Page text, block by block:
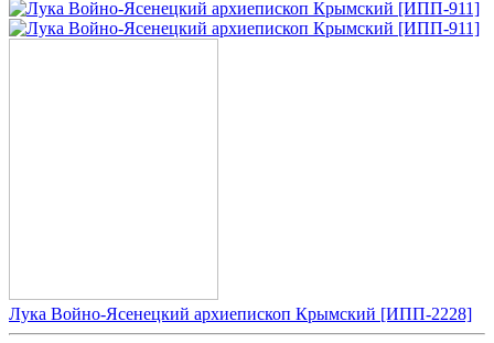
Лука Войно-Ясенецкий архиепископ Крымский [ИПП-2228]